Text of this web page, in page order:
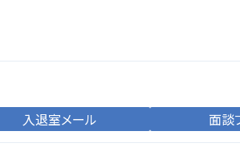
入退室メール 面談